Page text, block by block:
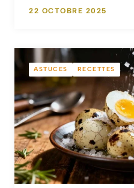
22 OCTOBRE 2025
ASTUCES RECETTES